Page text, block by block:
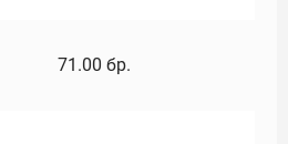
71.00 бр.